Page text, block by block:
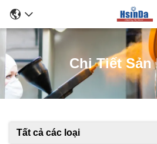
Chi Tiết Sản
Tất cả các loại